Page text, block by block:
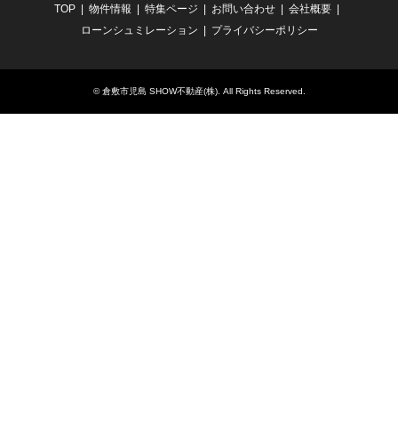
TOP 物件情報 特集ページ お問い合わせ
会社概要
ローンシュミレーション
プライバシーポリシー
©倉敷市児島 SHOW不動産(株). All Rights Reserved.